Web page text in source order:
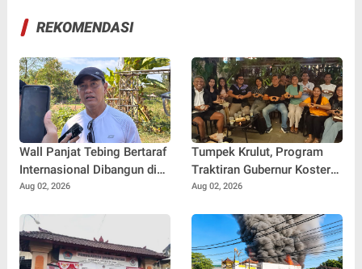
REKOMENDASI
Wall Panjat Tebing Bertaraf
Internasional Dibangun di
Buleleng, Dukung Sport
Aug 02, 2026
Tumpek Krulut, Program
Traktiran Gubernur Koster
Dongkrak Omzet UMKM
Aug 02, 2026